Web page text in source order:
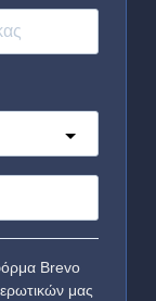
Brevo
μας